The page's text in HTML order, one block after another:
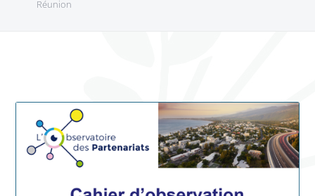
Réunion